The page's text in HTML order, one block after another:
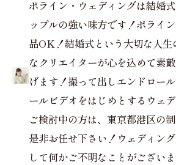
ポライン・ウェディングは結婚
ップルの強い味方です！ポライ
品OK！結婚式という大切な人生
なクリエイターが心を込めて素
げます！撮って出しエンドロー
ールビデオをはじめとするウェ
ご検討中の方は、東京都港区の
是非お任せ下さい！ウェディン
して何かご不明なことがござい